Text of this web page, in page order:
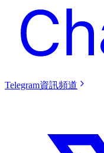
Telegram資訊頻道